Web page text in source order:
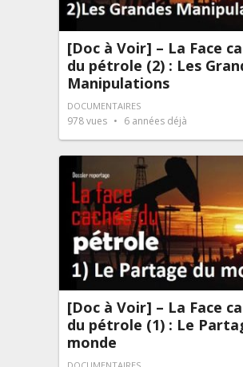
[Doc à Voir] – La Face
du pétrole (2) : Les
Manipulations
DOCUMENTAIRES
978vues 6 années déjà
[Doc à Voir] – La Face
du pétrole (1) : Le
monde
DOCUMENTAIRES